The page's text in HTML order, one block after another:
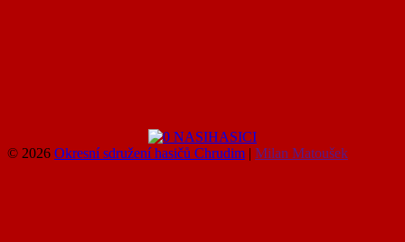
© 2026 Okresní sdružení hasičů Chrudim | Milan Matoušek